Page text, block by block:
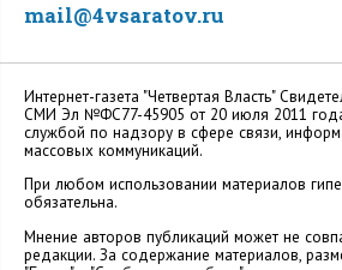
mail@4vsaratov.ru
Интернет-газета "Четвертая Власть"
СМИ Эл №ФС77-45905 от 20 июля 2011
службой по надзору в сфере связи,
массовых коммуникаций.
При любом использовании материалов
обязательна.
Мнение авторов публикаций может не
редакции. За содержание материалов,